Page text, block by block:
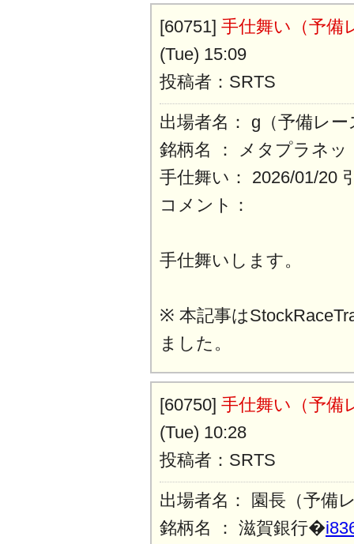
[60751] 手仕舞い（予備
(Tue) 15:09
投稿者：SRTS
出場者名： g（予備レー
銘柄名 ： メタプラネ
手仕舞い： 2026/01/20
コメント：
手仕舞いします。
※ 本記事は
ました。
[60750] 手仕舞い（予備
(Tue) 10:28
投稿者：SRTS
出場者名： 園長（予備
銘柄名 ： 滋賀銀行�